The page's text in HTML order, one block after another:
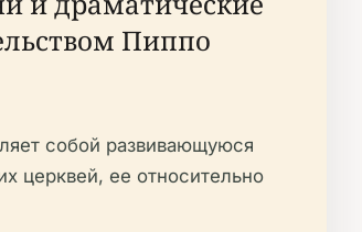
Пиппо
собой развивающуюся
церквей, ее относительно